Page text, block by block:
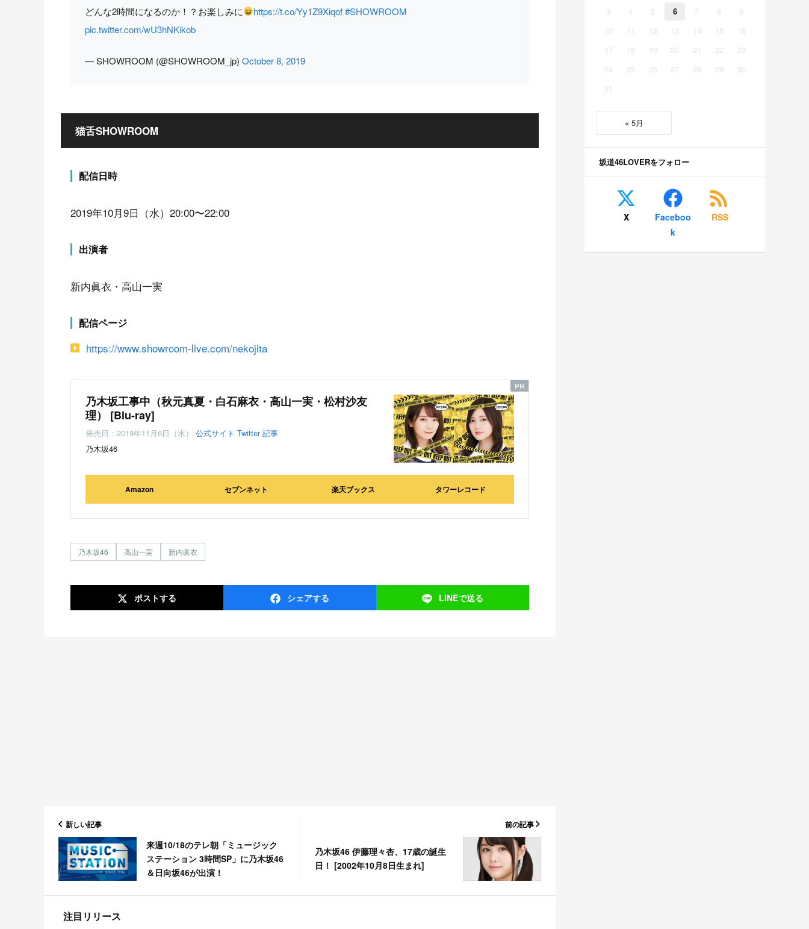
どんな2時間になるのか！？お楽しみに
https://t.co/Yy1Z9Xiqof#SHOWROOM
pic.twitter.com/wU3hNKikob
— SHOWROOM (@SHOWROOM_jp) October 8, 2019
猫舌SHOWROOM
配信日時
2019年10月9日（水）20:00〜22:00
出演者
新内眞衣・高山一実
配信ページ
https://www.showroom-live.com/nekojita
乃木坂工事中（秋元真夏・白石麻衣・高山一実・松村沙友
理） [Blu-ray]
発売日：2019年11月6日（水） 公式サイト Twitter 記事
乃木坂46
Amazon セブンネット 楽天ブックス タワーレコード
乃木坂46 高山一実 新内眞衣
ポストする シェアする LINEで送る
新しい記事
来週10/18のテレ朝「ミュージック
ステーション 3時間SP」に乃木坂46
＆日向坂46が出演！
前の記事
乃木坂46 伊藤理々杏、17歳の誕生
日！ [2002年10月8日生まれ]
注目リリース
3
4 5 6 7 8
9
10
11 12 13 14 15
16
17
18 19 20 21 22
23
24
25 26 27 28 29
30
31
« 5月
坂道46LOVERをフォロー
X
Faceboo
k
RSS